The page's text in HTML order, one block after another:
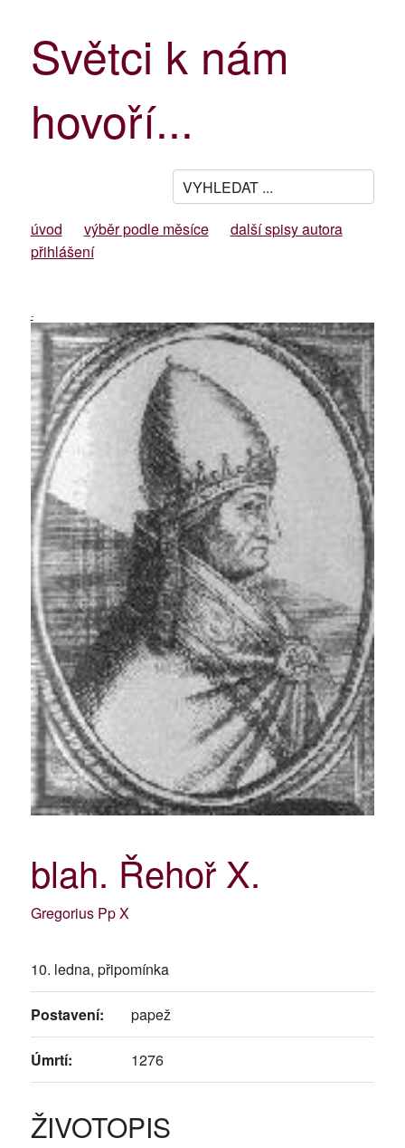
Světci k nám
hovoří...
úvod výběr podle měsíce
další spisy autora
přihlášení
-
blah. Řehoř X.
Gregorius Pp X
10. ledna, připomínka
Postavení: papež
Úmrtí: 1276
ŽIVOTOPIS